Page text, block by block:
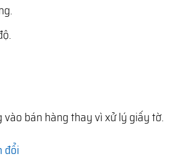
vào bán hàng thay vì xử lý giấy tờ.
đổi